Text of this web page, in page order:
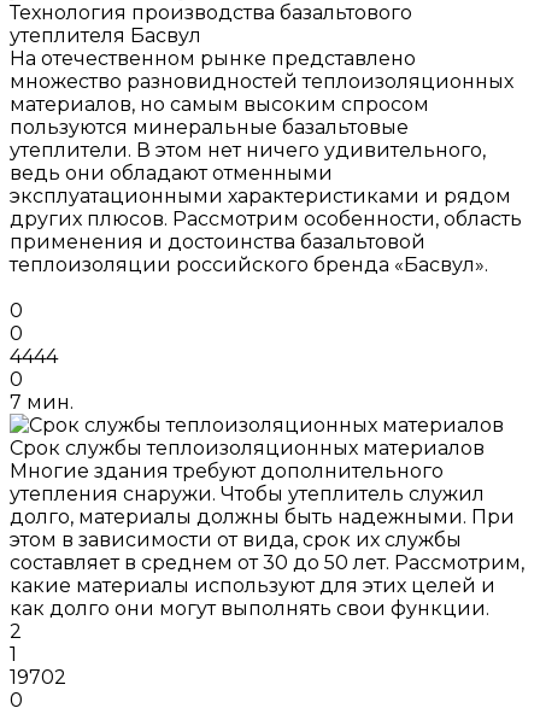
Технология производства базальтового
утеплителя Басвул
На отечественном рынке представлено
множество разновидностей теплоизоляционных
материалов, но самым высоким спросом
пользуются минеральные базальтовые
утеплители. В этом нет ничего удивительного,
ведь они обладают отменными
эксплуатационными характеристиками и рядом
других плюсов. Рассмотрим особенности, область
применения и достоинства базальтовой
теплоизоляции российского бренда «Басвул».
0
0
4444
0
7 мин.
Срок службы теплоизоляционных материалов
Многие здания требуют дополнительного
утепления снаружи. Чтобы утеплитель служил
долго, материалы должны быть надежными. При
этом в зависимости от вида, срок их службы
составляет в среднем от 30 до 50 лет. Рассмотрим,
какие материалы используют для этих целей и
как долго они могут выполнять свои функции.
2
1
19702
0